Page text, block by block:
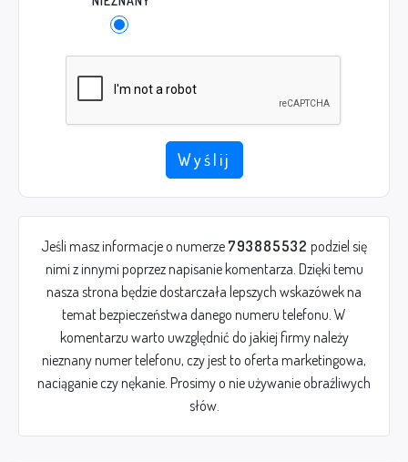
Wyślij
Jeśli masz informacje o numerze 793885532 podziel się
nimi z innymi poprzez napisanie komentarza. Dzięki temu
nasza strona będzie dostarczała lepszych wskazówek na
temat bezpieczeństwa danego numeru telefonu. W
komentarzu warto uwzględnić do jakiej firmy należy
nieznany numer telefonu, czy jest to oferta marketingowa,
naciąganie czy nękanie. Prosimy o nie używanie obraźliwych
słów.